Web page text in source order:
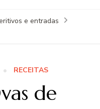
e entradas
RECEITAS
de